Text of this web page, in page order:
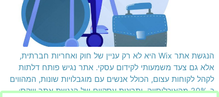
הנגשת אתר Wix היא לא רק עניין של חוק ואחריות חברתית,
אלא גם צעד משמעותי לקידום עסקי. אתר נגיש פותח דלתות
לקהל לקוחות עצום, הכולל אנשים עם מוגבלויות שונות, המהווים
כ-20% מהאוכלוסייה. יתרונות עסקיים של הנגשת אתר וויקס: